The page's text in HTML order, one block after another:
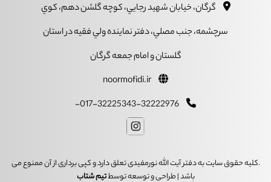
گرگان، خيابان شهيد رجايي، کوچه گلشن دهم، کوي
سرچشمه، جنب مصلي، دفتر نماينده ولي فقيه در استان
گلستان و امام جمعه گرگان
.کلیه حقوق سایت به دفتر آیت الله نورمفیدی تعلق دارد و کپی برداری از آن ممنوع می
باشد | طراحی و توسعه توسطتیم شتاب